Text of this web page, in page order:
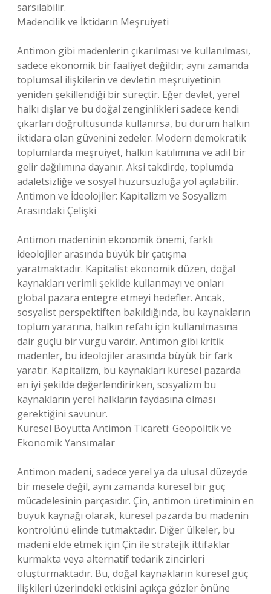
sarsılabilir.
Madencilik ve İktidarın Meşruiyeti
Antimon gibi madenlerin çıkarılması ve kullanılması,
sadece ekonomik bir faaliyet değildir; aynı zamanda
toplumsal ilişkilerin ve devletin meşruiyetinin
yeniden şekillendiği bir süreçtir. Eğer devlet, yerel
halkı dışlar ve bu doğal zenginlikleri sadece kendi
çıkarları doğrultusunda kullanırsa, bu durum halkın
iktidara olan güvenini zedeler. Modern demokratik
toplumlarda meşruiyet, halkın katılımına ve adil bir
gelir dağılımına dayanır. Aksi takdirde, toplumda
adaletsizliğe ve sosyal huzursuzluğa yol açılabilir.
Antimon ve İdeolojiler: Kapitalizm ve Sosyalizm
Arasındaki Çelişki
Antimon madeninin ekonomik önemi, farklı
ideolojiler arasında büyük bir çatışma
yaratmaktadır. Kapitalist ekonomik düzen, doğal
kaynakları verimli şekilde kullanmayı ve onları
global pazara entegre etmeyi hedefler. Ancak,
sosyalist perspektiften bakıldığında, bu kaynakların
toplum yararına, halkın refahı için kullanılmasına
dair güçlü bir vurgu vardır. Antimon gibi kritik
madenler, bu ideolojiler arasında büyük bir fark
yaratır. Kapitalizm, bu kaynakları küresel pazarda
en iyi şekilde değerlendirirken, sosyalizm bu
kaynakların yerel halkların faydasına olması
gerektiğini savunur.
Küresel Boyutta Antimon Ticareti: Geopolitik ve
Ekonomik Yansımalar
Antimon madeni, sadece yerel ya da ulusal düzeyde
bir mesele değil, aynı zamanda küresel bir güç
mücadelesinin parçasıdır. Çin, antimon üretiminin en
büyük kaynağı olarak, küresel pazarda bu madenin
kontrolünü elinde tutmaktadır. Diğer ülkeler, bu
madeni elde etmek için Çin ile stratejik ittifaklar
kurmakta veya alternatif tedarik zincirleri
oluşturmaktadır. Bu, doğal kaynakların küresel güç
ilişkileri üzerindeki etkisini açıkça gözler önüne